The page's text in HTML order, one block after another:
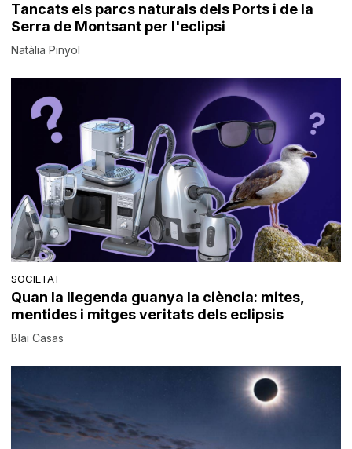
Tancats els parcs naturals dels Ports i de la
Serra de Montsant per l'eclipsi
Natàlia Pinyol
SOCIETAT
Quan la llegenda guanya la ciència: mites,
mentides i mitges veritats dels eclipsis
Blai Casas